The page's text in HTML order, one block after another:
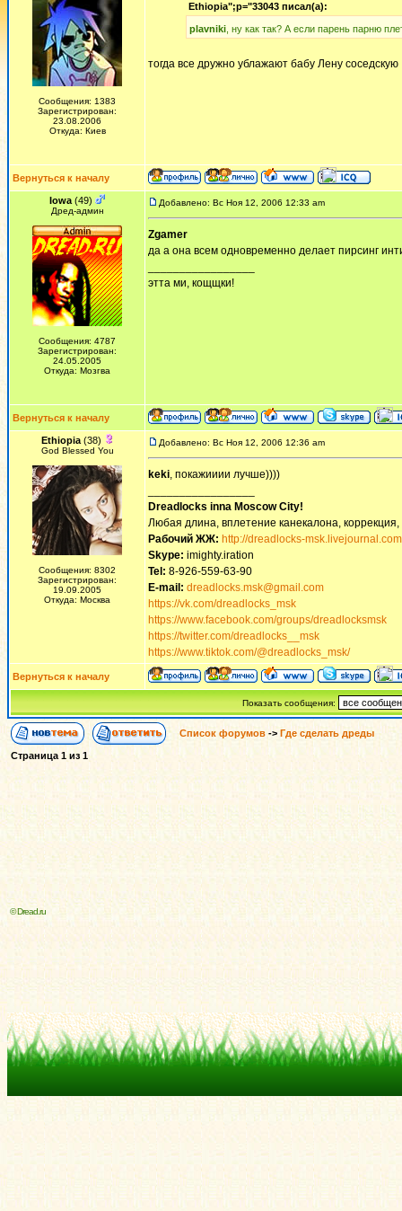
Сообщения: 1383
Зарегистрирован:
23.08.2006
Откуда: Киев
Ethiopia";p="33043 писал(а):
plavniki, ну как так? А если парень парню
тогда все дружно ублажают бабу Лену соседскую
Вернуться к началу
Iowa (49)
Дред-админ
Сообщения: 4787
Зарегистрирован:
24.05.2005
Откуда: Мозгва
Добавлено: Вс Ноя 12, 2006 12:33 am
Zgamer
да а она всем одновременно делает пирсинг
этта ми, кощщки!
Вернуться к началу
Ethiopia(38)
God Blessed You
Сообщения: 8302
Зарегистрирован:
19.09.2005
Откуда: Москва
Добавлено: Вс Ноя 12, 2006 12:36 am
keki, покажииии лучше))))
Dreadlocks inna Moscow Сity!
Любая длина, вплетение канекалона,
Рабочий ЖЖ: http://dreadlocks-
Skype: imighty.iration
Tel: 8-926-559-63-90
E-mail: dreadlocks.msk@gmail.com
https://vk.com/dreadlocks_msk
https://www.facebook.com/groups/dreadlocksmsk
https://twitter.com/dreadlocks__msk
https://www.tiktok.com/@dreadlocks_msk/
Вернуться к началу
Показать сообщения:
Список форумов-> Где сделать дреды
Страница 1из 1
© Dread.ru